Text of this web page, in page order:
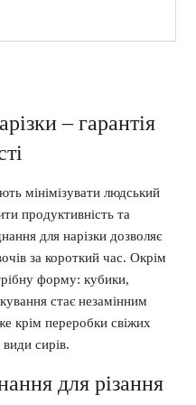
– гарантія
мінімізувати людський
продуктивність та
для нарізки дозволяє
за короткий час. Окрім
форму: кубики,
стає незамінним
крім переробки свіжих
види сирів.
для різання